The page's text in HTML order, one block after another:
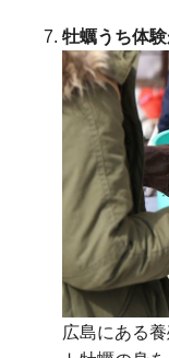
牡蠣うち体験
広島にある